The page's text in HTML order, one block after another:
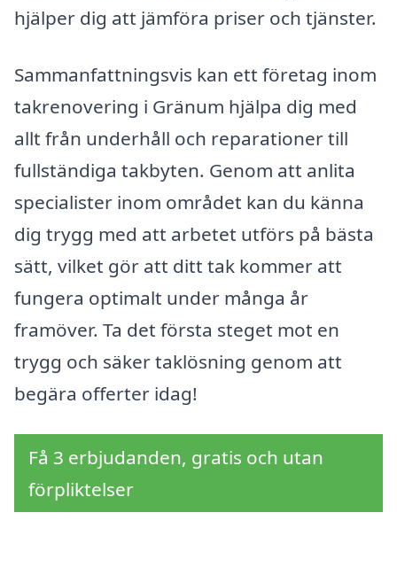
hjälper dig att jämföra priser och tjänster.
Sammanfattningsvis kan ett företag inom
takrenovering i Gränum hjälpa dig med
allt från underhåll och reparationer till
fullständiga takbyten. Genom att anlita
specialister inom området kan du känna
dig trygg med att arbetet utförs på bästa
sätt, vilket gör att ditt tak kommer att
fungera optimalt under många år
framöver. Ta det första steget mot en
trygg och säker taklösning genom att
begära offerter idag!
Få 3 erbjudanden, gratis och utan
förpliktelser